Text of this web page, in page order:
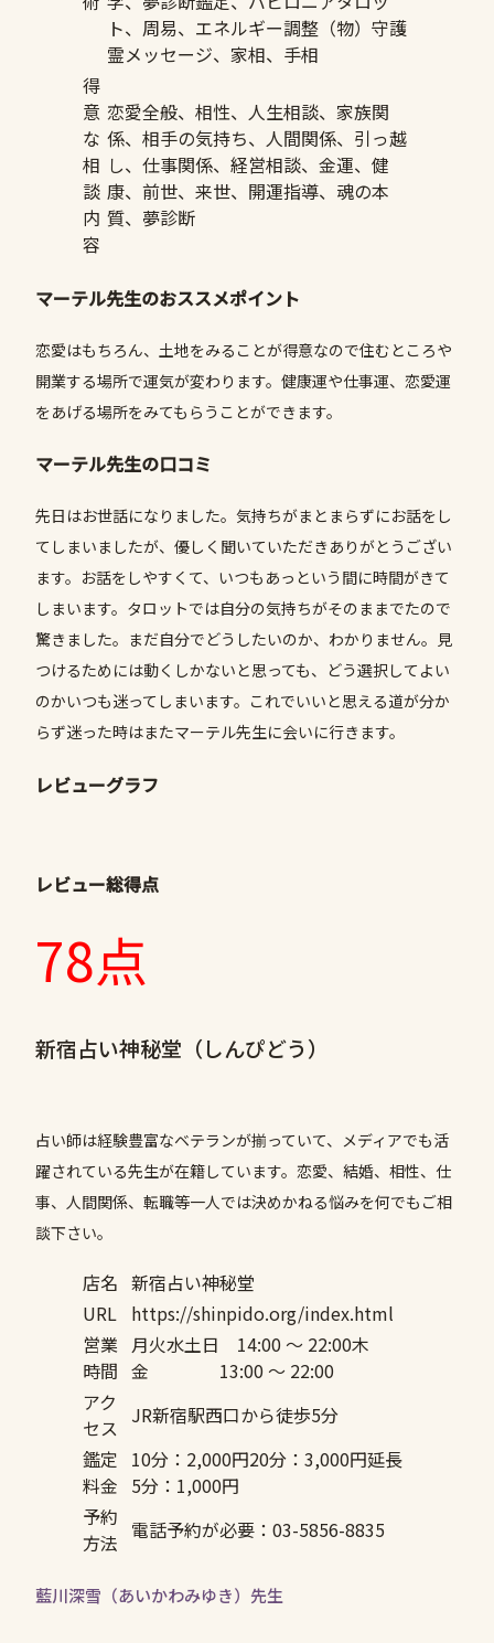
ト、周易、エネルギー調整（物）守護
霊メッセージ、家相、手相
得
意
な
相
談
内
容
恋愛全般、相性、人生相談、家族関
係、相手の気持ち、人間関係、引っ越
し、仕事関係、経営相談、金運、健
康、前世、来世、開運指導、魂の本
質、夢診断
マーテル先生のおススメポイント
恋愛はもちろん、土地をみることが得意なので住むところや
開業する場所で運気が変わります。健康運や仕事運、恋愛運
をあげる場所をみてもらうことができます。
マーテル先生の口コミ
先日はお世話になりました。気持ちがまとまらずにお話をし
てしまいましたが、優しく聞いていただきありがとうござい
ます。お話をしやすくて、いつもあっという間に時間がきて
しまいます。タロットでは自分の気持ちがそのままでたので
驚きました。まだ自分でどうしたいのか、わかりません。見
つけるためには動くしかないと思っても、どう選択してよい
のかいつも迷ってしまいます。これでいいと思える道が分か
らず迷った時はまたマーテル先生に会いに行きます。
レビューグラフ
レビュー総得点
78点
新宿占い神秘堂（しんぴどう）
占い師は経験豊富なベテランが揃っていて、メディアでも活
躍されている先生が在籍しています。恋愛、結婚、相性、仕
事、人間関係、転職等一人では決めかねる悩みを何でもご相
談下さい。
店名 新宿占い神秘堂
URL https://shinpido.org/index.html
営業
時間
月火水土日 14:00 〜 22:00木
金 13:00 〜 22:00
アク
セス JR新宿駅西口から徒歩5分
鑑定
料金
10分：2,000円20分：3,000円延長
5分：1,000円
予約
方法 電話予約が必要：03-5856-8835
藍川深雪（あいかわみゆき）先生